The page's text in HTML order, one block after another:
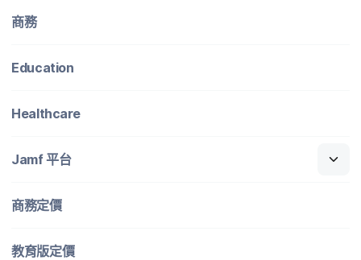
商務
Education
Healthcare
Jamf平​台
商務定​價
教育版定​價